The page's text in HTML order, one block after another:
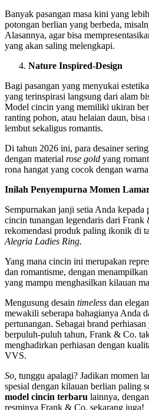
Banyak pasangan masa kini yang
potongan berlian yang berbeda,
Alasannya, agar bisa
yang akan saling melengkapi.
Nature Inspired-Design
Bagi pasangan yang menyukai
yang terinspirasi langsung dari alam
Model cincin yang memiliki ukiran
ranting pohon, atau helaian daun,
lembut sekaligus romantis.
Di tahun 2026 ini, para desainer
dengan material rose gold yang
rona hangat yang cocok dengan
Inilah Penyempurna Momen
Sempurnakan janji setia Anda kepada
cincin tunangan legendaris dari Frank
rekomendasi produk paling ikonik di
Alegria Ladies Ring.
Yang mana cincin ini merupakan
dan romantisme, dengan
yang mampu menghasilkan kilauan
Mengusung desain timeless dan
mewakili seberapa bahagianya Anda
pertunangan. Sebagai brand
berpuluh-puluh tahun, Frank & Co.
menghadirkan perhiasan dengan
VVS.
So, tunggu apalagi? Jadikan momen
spesial dengan kilauan berlian paling
model cincin terbaru lainnya,
resminya Frank & Co. sekarang juga!